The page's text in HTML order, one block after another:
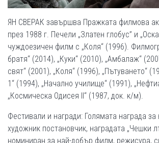
ЯН СВЕРАК завършва Пражката филмова
през 1988 г. Печели „Златен глобус” и
чуждоезичен филм с „Коля“ (1996).
братя“ (2014), „Куки“ (2010), „Амбалаж“
свят“ (2001), „Коля“ (1996), „Пътуването“
1“ (1994), „Начално училище“ (1991),
„Космическа Одисея II“ (1987, док. к/м).
Фестивали и награди: Голямата награда
художник постановчик, наградата „Чешки
номиниран за най-добър филм, режисура,